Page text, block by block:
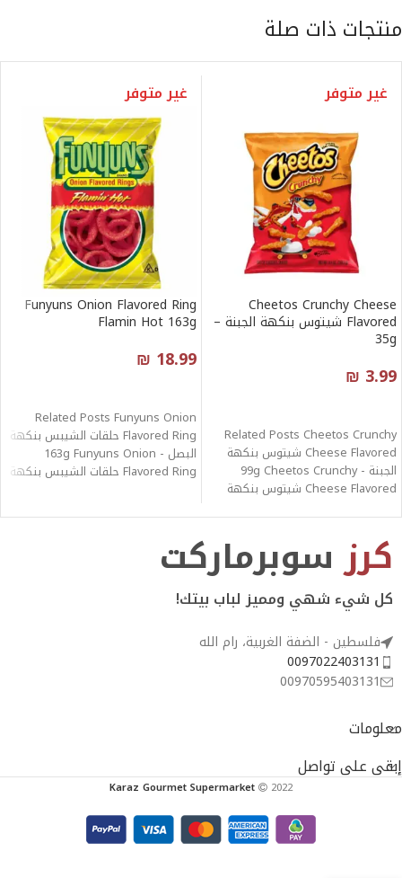
منتجات ذات صلة
غير متوفر
Cheetos Crunchy Cheese
Flavored شيتوس بنكهة الجبنة –
35g
₪ 3.99
Related Posts Cheetos Crunchy
Cheese Flavored شيتوس بنكهة
الجبنة - 99g Cheetos Crunchy
Cheese Flavored شيتوس بنكهة
غير متوفر
Funyuns Onion Flavored Ring
Flamin Hot 163g
₪ 18.99
Related Posts Funyuns Onion
Flavored Ring حلقات الشيبس بنكهة
البصل - 163g Funyuns Onion
Flavored Ring حلقات الشيبس بنكهة
كرز سوبرماركت
كل شيء شهي ومميز لباب بيتك!
فلسطين - الضفة الغربية، رام الله
0097022403131
00970595403131
معلومات
إبقى على تواصل
Karaz Gourmet Supermarket 2022